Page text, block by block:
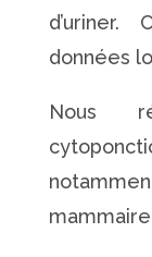
d’uriner.
données
Nous